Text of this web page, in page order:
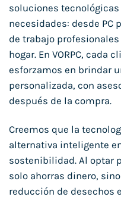
soluciones
necesidades: desde PC
de trabajo
hogar. En VORPC, cada
esforzamos en brindar
personalizada, con
después de la compra.
Creemos que la
alternativa inteligente
sostenibilidad. Al optar
solo ahorras dinero,
reducción de desechos